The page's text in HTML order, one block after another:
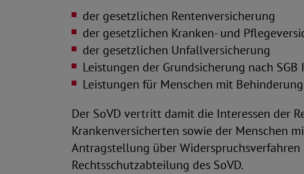
der gesetzlichen Rentenversicherung
der gesetzlichen Kranken- und
der gesetzlichen Unfallversicherung
Leistungen der Grundsicherung nach SGB
Leistungen für Menschen mit
Der SoVD vertritt damit die Interessen der
Krankenversicherten sowie der Menschen
Antragstellung über
Rechtsschutzabteilung des SoVD.